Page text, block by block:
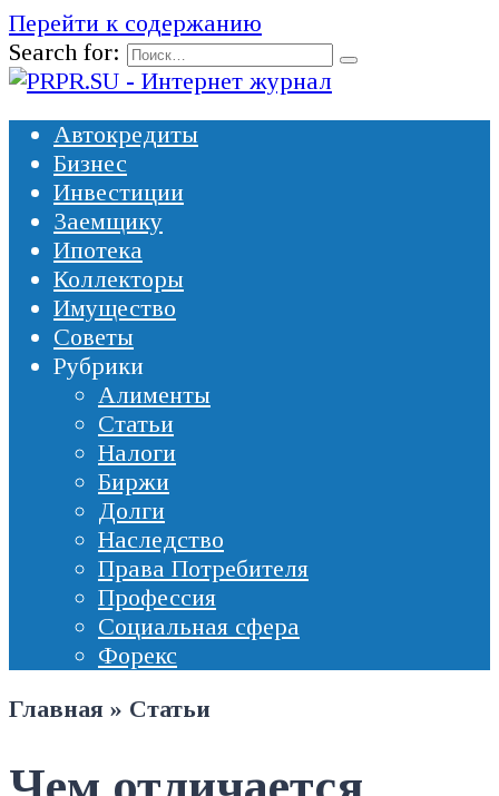
Перейти к содержанию
Search for:
Автокредиты
Бизнес
Инвестиции
Заемщику
Ипотека
Коллекторы
Имущество
Советы
Рубрики
Алименты
Статьи
Налоги
Биржи
Долги
Наследство
Права Потребителя
Профессия
Социальная сфера
Форекс
Главная » Статьи